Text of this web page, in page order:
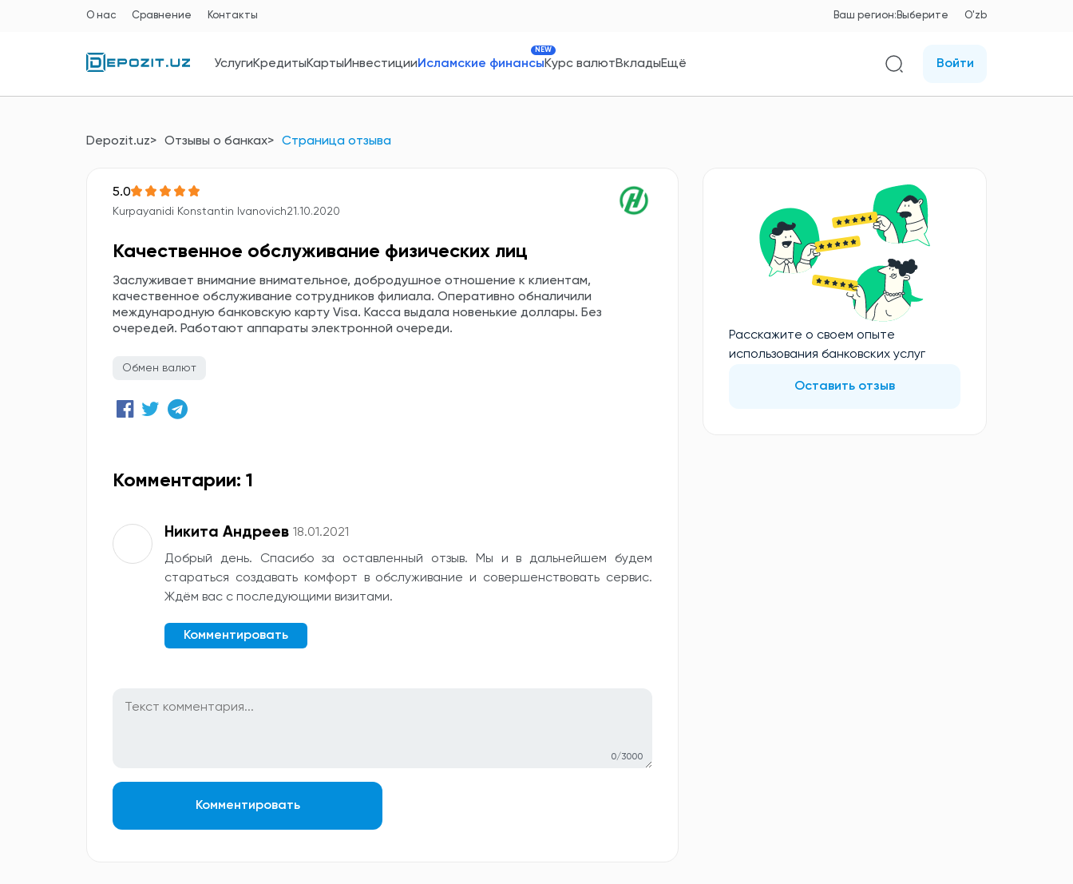
О нас Сравнение Контакты Ваш регион: Выберите O'zb
УслугиКредитыКартыИнвестицииИсламские финансы
NEW
Курс валютВкладыЕщё Войти
Depozit.uz Отзывы о банках Страница отзыва
5.0
Kurpayanidi Konstantin Ivanovich21.10.2020
Качественное обслуживание физических лиц
Заслуживает внимание внимательное, добродушное отношение к клиентам,
качественное обслуживание сотрудников филиала. Оперативно обналичили
международную банковскую карту Visa. Касса выдала новенькие доллары. Без
очередей. Работают аппараты электронной очереди.
Обмен валют
Комментарии: 1
Никита Андреев 18.01.2021
Добрый день. Спасибо за оставленный отзыв. Мы и в дальнейшем будем
стараться создавать комфорт в обслуживание и совершенствовать сервис.
Ждём вас с последующими визитами.
Комментировать
0/3000
Комментировать
Расскажите о своем опыте
использования банковских услуг
Оставить отзыв